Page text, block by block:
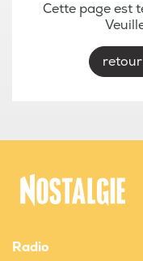
Cette page est
Radio